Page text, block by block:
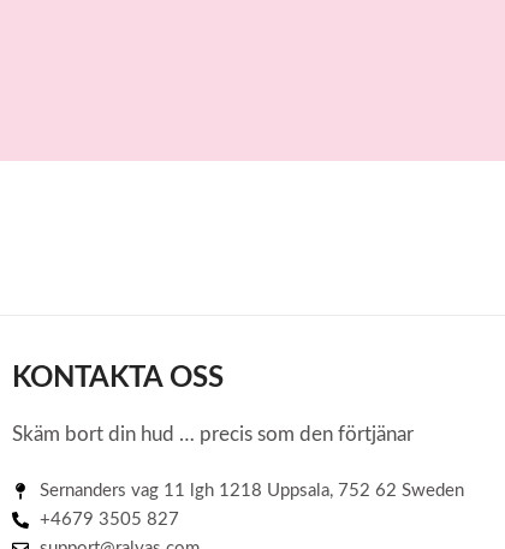
KONTAKTA OSS
Skäm bort din hud … precis som den förtjänar
Sernanders vag 11 lgh 1218 Uppsala, 752 62 Sweden
+4679 3505 827